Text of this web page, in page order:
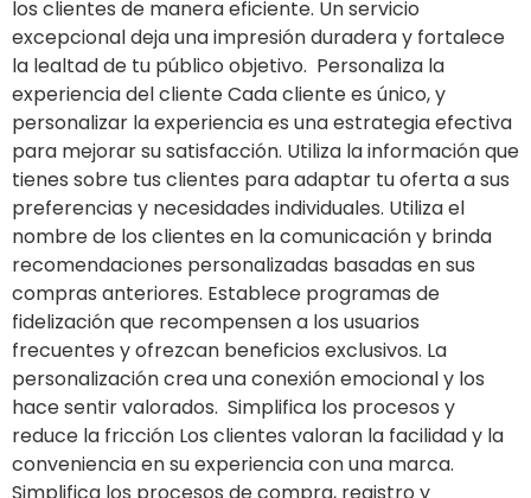
los clientes de manera eficiente. Un servicio
excepcional deja una impresión duradera y fortalece
la lealtad de tu público objetivo. Personaliza la
experiencia del cliente Cada cliente es único, y
personalizar la experiencia es una estrategia efectiva
para mejorar su satisfacción. Utiliza la información que
tienes sobre tus clientes para adaptar tu oferta a sus
preferencias y necesidades individuales. Utiliza el
nombre de los clientes en la comunicación y brinda
recomendaciones personalizadas basadas en sus
compras anteriores. Establece programas de
fidelización que recompensen a los usuarios
frecuentes y ofrezcan beneficios exclusivos. La
personalización crea una conexión emocional y los
hace sentir valorados. Simplifica los procesos y
reduce la fricción Los clientes valoran la facilidad y la
conveniencia en su experiencia con una marca.